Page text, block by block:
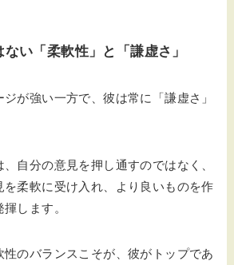
い「柔軟性」と「謙虚さ」
が強い一方で、彼は常に「謙虚さ」
自分の意見を押し通すのではなく、
を柔軟に受け入れ、より良いものを作
します。
性のバランスこそが、彼がトップであ